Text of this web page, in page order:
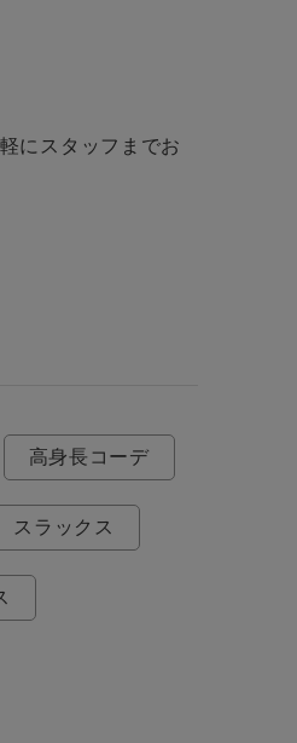
にスタッフまでお
高身長コーデ
スラックス